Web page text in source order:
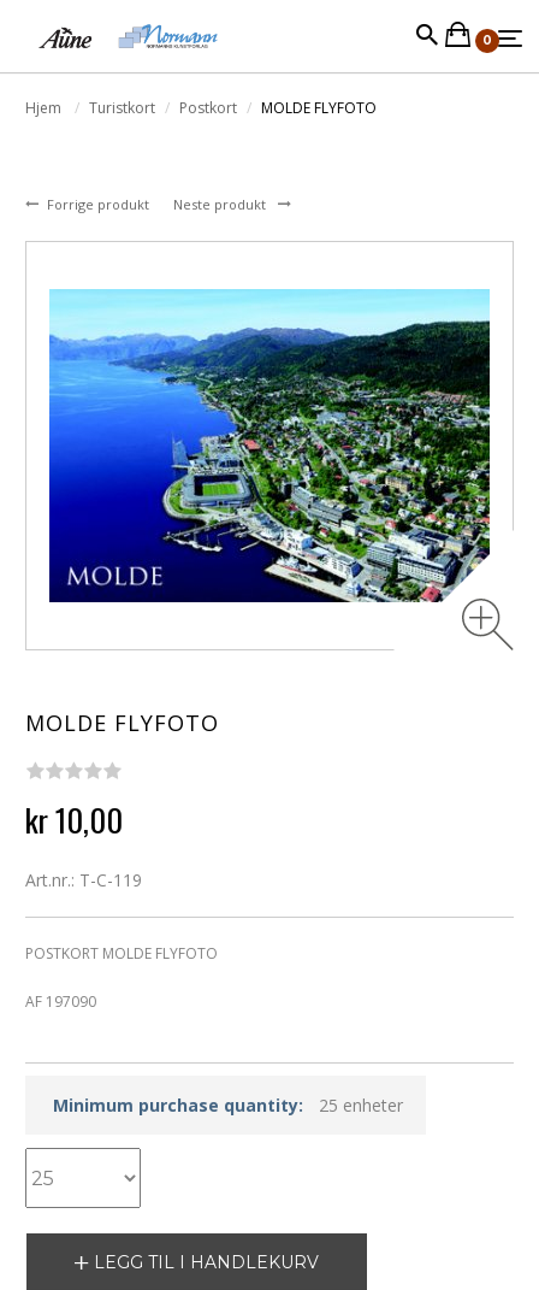
0
Hjem Turistkort Postkort MOLDE FLYFOTO
Forrige produkt Neste produkt
MOLDE FLYFOTO
kr 10,00
Art.nr.: T-C-119
POSTKORT MOLDE FLYFOTO
AF 197090
Minimum purchase quantity: 25 enheter
LEGG TIL I HANDLEKURV